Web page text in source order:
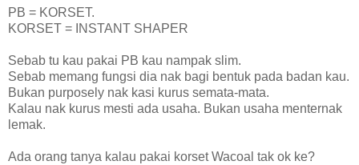
PB = KORSET.
KORSET = INSTANT SHAPER
Sebab tu kau pakai PB kau nampak slim.
Sebab memang fungsi dia nak bagi bentuk pada badan kau.
Bukan purposely nak kasi kurus semata-mata.
Kalau nak kurus mesti ada usaha. Bukan usaha menternak
lemak.
Ada orang tanya kalau pakai korset Wacoal tak ok ke?